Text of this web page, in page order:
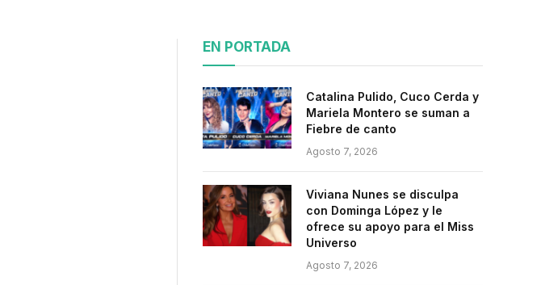
EN PORTADA
Catalina Pulido, Cuco Cerda y
Mariela Montero se suman a
Fiebre de canto
Agosto 7, 2026
Viviana Nunes se disculpa
con Dominga López y le
ofrece su apoyo para el Miss
Universo
Agosto 7, 2026